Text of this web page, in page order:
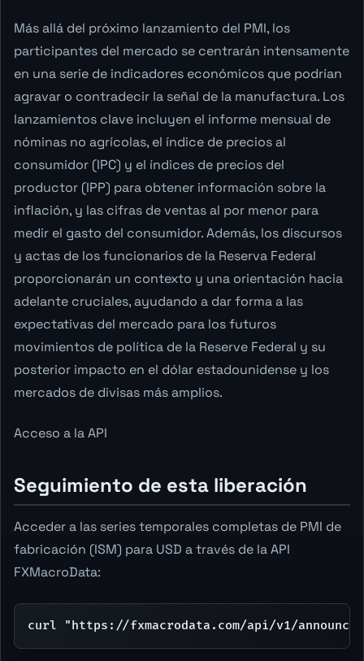
Más allá del próximo lanzamiento del PMI, los
participantes del mercado se centrarán intensamente
en una serie de indicadores económicos que podrían
agravar o contradecir la señal de la manufactura. Los
lanzamientos clave incluyen el informe mensual de
nóminas no agrícolas, el índice de precios al
consumidor (IPC) y el índices de precios del
productor (IPP) para obtener información sobre la
inflación, y las cifras de ventas al por menor para
medir el gasto del consumidor. Además, los discursos
y actas de los funcionarios de la Reserva Federal
proporcionarán un contexto y una orientación hacia
adelante cruciales, ayudando a dar forma a las
expectativas del mercado para los futuros
movimientos de política de la Reserve Federal y su
posterior impacto en el dólar estadounidense y los
mercados de divisas más amplios.
Acceso a la API
Seguimiento de esta liberación
Acceder a las series temporales completas de PMI de
fabricación (ISM) para USD a través de la API
FXMacroData:
curl "https://fxmacrodata.com/api/v1/